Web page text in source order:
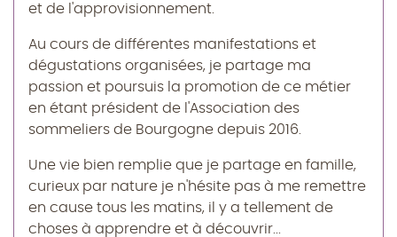
et de l'approvisionnement.
Au cours de différentes manifestations et
dégustations organisées, je partage ma
passion et poursuis la promotion de ce métier
en étant président de l'Association des
sommeliers de Bourgogne depuis 2016.
Une vie bien remplie que je partage en famille,
curieux par nature je n'hésite pas à me remettre
en cause tous les matins, il y a tellement de
choses à apprendre et à découvrir...